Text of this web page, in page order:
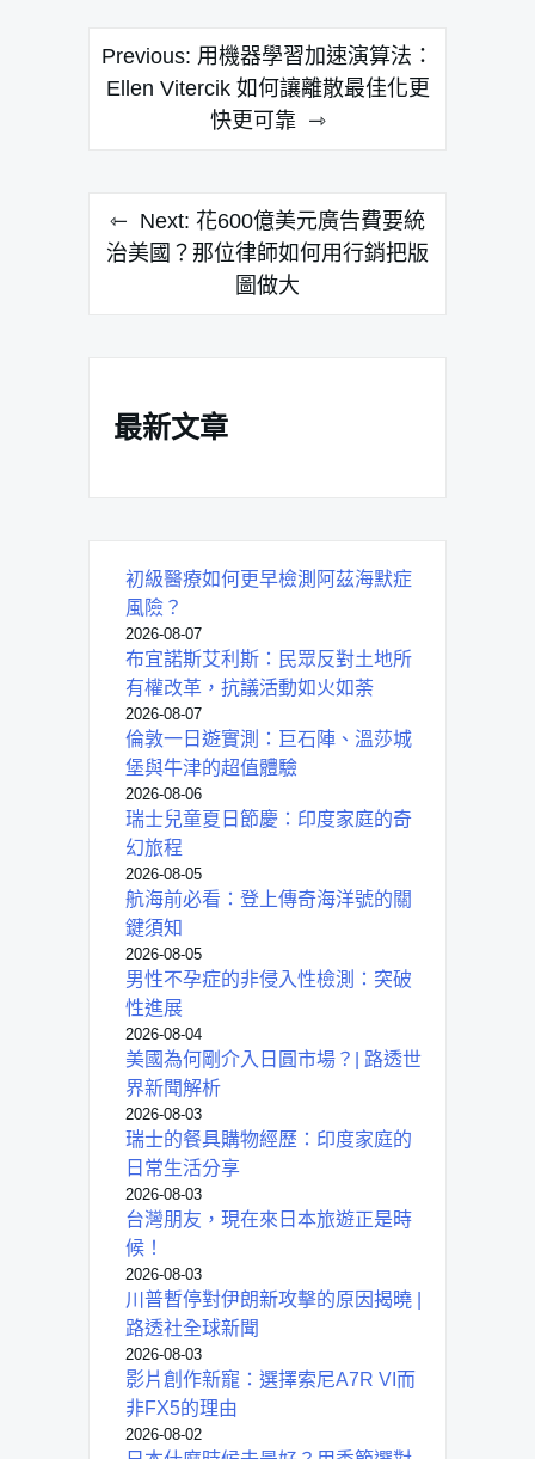
文
章
Previous: 用機器學習加速演算法：
Ellen Vitercik 如何讓離散最佳化更
快更可靠
Next: 花600億美元廣告費要統
治美國？那位律師如何用行銷把版
圖做大
最新文章
初級醫療如何更早檢測阿茲海默症
風險？
2026-08-07
布宜諾斯艾利斯：民眾反對土地所
有權改革，抗議活動如火如荼
2026-08-07
倫敦一日遊實測：巨石陣、溫莎城
堡與牛津的超值體驗
2026-08-06
瑞士兒童夏日節慶：印度家庭的奇
幻旅程
2026-08-05
航海前必看：登上傳奇海洋號的關
鍵須知
2026-08-05
男性不孕症的非侵入性檢測：突破
性進展
2026-08-04
美國為何剛介入日圓市場？| 路透世
界新聞解析
2026-08-03
瑞士的餐具購物經歷：印度家庭的
日常生活分享
2026-08-03
台灣朋友，現在來日本旅遊正是時
候！
2026-08-03
川普暫停對伊朗新攻擊的原因揭曉 |
路透社全球新聞
2026-08-03
影片創作新寵：選擇索尼A7R VI而
非FX5的理由
2026-08-02